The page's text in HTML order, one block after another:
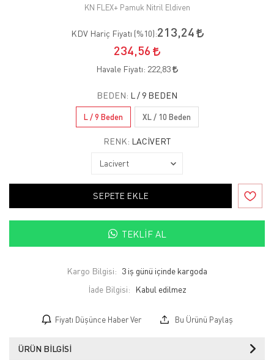
KN FLEX+ Pamuk Nitril Eldiven
KDV Hariç Fiyatı (%10):213,24
234,56
Havale Fiyatı: 222,83
BEDEN: L / 9 BEDEN
L / 9 Beden XL / 10 Beden
RENK: LACIVERT
SEPETE EKLE
TEKLIF AL
Kargo Bilgisi: 3 iş günü içinde kargoda
İade Bilgisi:
Fiyatı Düşünce Haber Ver Bu Ürünü Paylaş
ÜRÜN BILGISI